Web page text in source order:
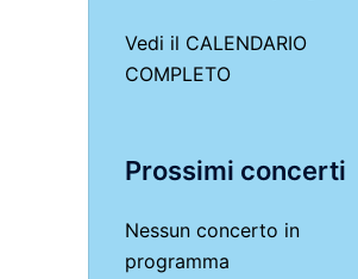
Vedi il CALENDARIO
COMPLETO
Prossimi concerti
Nessun concerto in
programma